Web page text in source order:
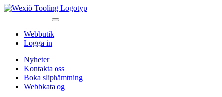
Webbutik
Logga in
Nyheter
Kontakta oss
Boka sliphämtning
Webbkatalog